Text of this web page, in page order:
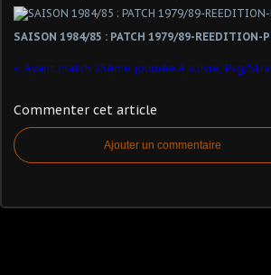
SAISON 1984/85 : PATCH 1979/89-REEDITION-
Commenter cet article
Ajouter un commentaire